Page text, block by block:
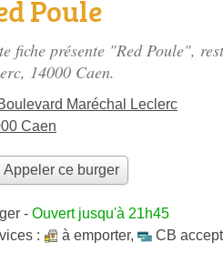
Poule
fiche présente "Red Poule",
, 14000 Caen.
Maréchal Leclerc
Caen
Appeler ce burger
- Ouvert jusqu'à 21h45
:
à emporter, CB